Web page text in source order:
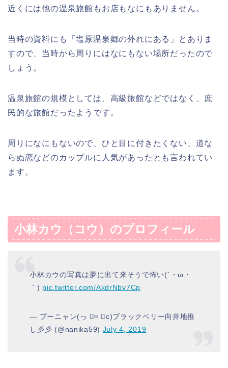
近くには他の温泉旅館もお店もなにもありません。
当時の資料にも「塩原温泉郷の外れにある」とありま
すので、当時から周りにはなにもない場所だったので
しょう。
温泉旅館の規模としては、高級旅館などではなく、庶
民的な旅館だったようです。
周りになにもないので、ひと目に付きたくない、道な
らぬ恋などのカップルに人気があったとも言われてい
ます。
小林カウ（コウ）のプロフィール
小林カウの写真は夢に出て来そうで怖い(´・ω・
｀) pic.twitter.com/AkdrNbv7Cp
— プーニャン(っ ॑࿁ ॑c)ブラックベリー向井地推
し彡彡 (@nanika59) July 4, 2019